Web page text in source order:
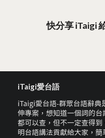
快分享 iTaigi
iTaigi愛台語
iTaigi愛台語-群眾台語辭典
伸專案，想知道一個詞的
都可以查，但不一定查得
明台語講法貢獻給大家，